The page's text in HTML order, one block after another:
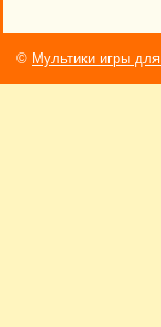
© Мультики игры